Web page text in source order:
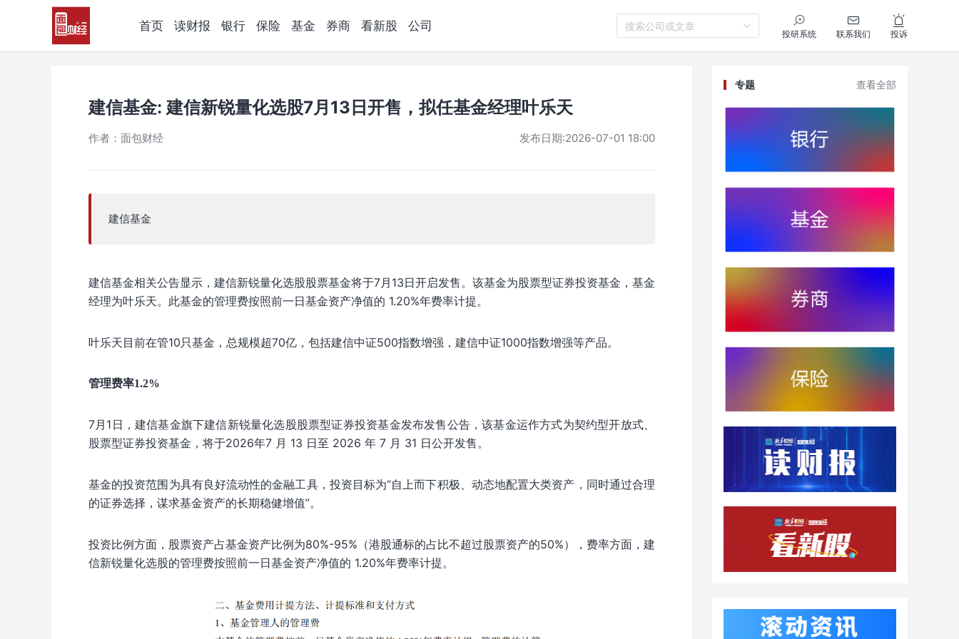
首页 读财报 银行 保险 基金 券商 看新股 公司 搜索公司或文章
投研系统 联系我们 投诉
建信基金: 建信新锐量化选股7月13日开售，拟任基金经理叶乐天
作者：面包财经 发布日期:2026-07-01 18:00
建信基金
建信基金相关公告显示，建信新锐量化选股股票基金将于7月13日开启发售。该基金为股票型证券投资基金，基金
经理为叶乐天。此基金的管理费按照前一日基金资产净值的 1.20%年费率计提。
叶乐天目前在管10只基金，总规模超70亿，包括建信中证500指数增强，建信中证1000指数增强等产品。
管理费率1.2%
7月1日，建信基金旗下建信新锐量化选股股票型证券投资基金发布发售公告，该基金运作方式为契约型开放式、
股票型证券投资基金，将于2026年7 月 13 日至 2026 年 7 月 31 日公开发售。
基金的投资范围为具有良好流动性的金融工具，投资目标为“自上而下积极、动态地配置大类资产，同时通过合理
的证券选择，谋求基金资产的长期稳健增值”。
投资比例方面，股票资产占基金资产比例为80%-95%（港股通标的占比不超过股票资产的50%），费率方面，建
信新锐量化选股的管理费按照前一日基金资产净值的 1.20%年费率计提。
专题 查看全部